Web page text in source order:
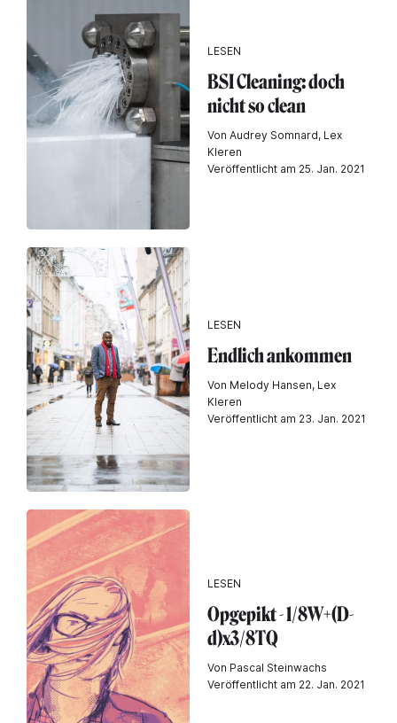
LESEN
BSI Cleaning: doch
nicht so clean
Von Audrey Somnard, Lex
Kleren
Veröffentlicht am 25. Jan. 2021
LESEN
Endlich ankommen
Von Melody Hansen, Lex
Kleren
Veröffentlicht am 23. Jan. 2021
LESEN
Opgepikt - 1/8W+(D-
d)x3/8TQ
Von Pascal Steinwachs
Veröffentlicht am 22. Jan. 2021